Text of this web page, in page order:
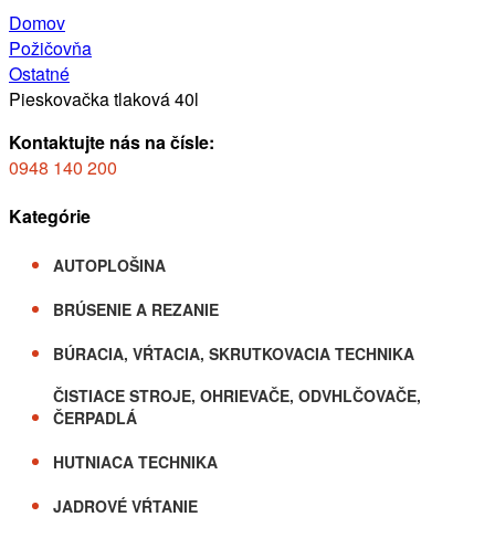
Domov
Požičovňa
Ostatné
Pieskovačka tlaková 40l
Kontaktujte nás na čísle:
0948 140 200
Kategórie
AUTOPLOŠINA
BRÚSENIE A REZANIE
BÚRACIA, VŔTACIA, SKRUTKOVACIA TECHNIKA
ČISTIACE STROJE, OHRIEVAČE, ODVHLČOVAČE,
ČERPADLÁ
HUTNIACA TECHNIKA
JADROVÉ VŔTANIE